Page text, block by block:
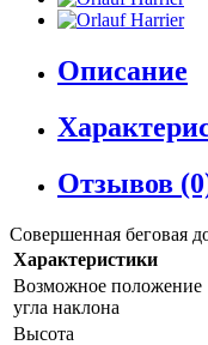
Описание
Отзывов
Совершенная беговая
Характеристики
Возможное положение
угла наклона
Высота